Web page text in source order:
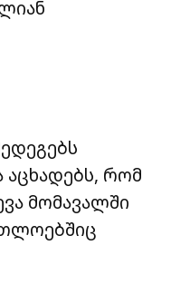
რომ
მომავალში